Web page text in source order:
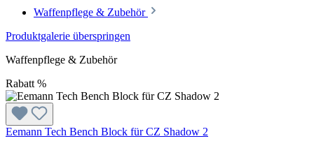
Waffenpflege & Zubehör
Produktgalerie überspringen
Waffenpflege & Zubehör
Rabatt %
Eemann Tech Bench Block für CZ Shadow 2